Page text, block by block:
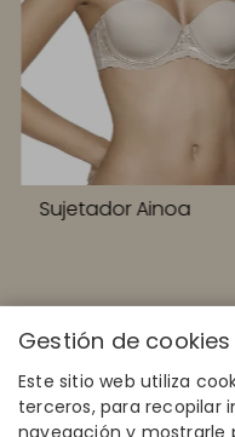
Sujetador Ainoa
Gestión de cookies
Este sitio web utiliza
terceros, para recopilar
navegación y mostrarle